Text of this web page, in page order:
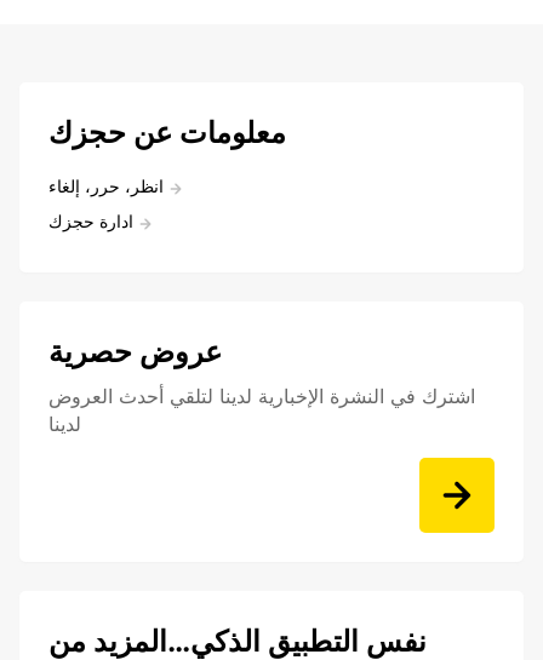
معلومات عن حجزك
انظر، حرر، إلغاء
ادارة حجزك
عروض حصرية
اشترك في النشرة الإخبارية لدينا لتلقي أحدث العروض
لدينا
نفس التطبيق الذكي…المزيد من